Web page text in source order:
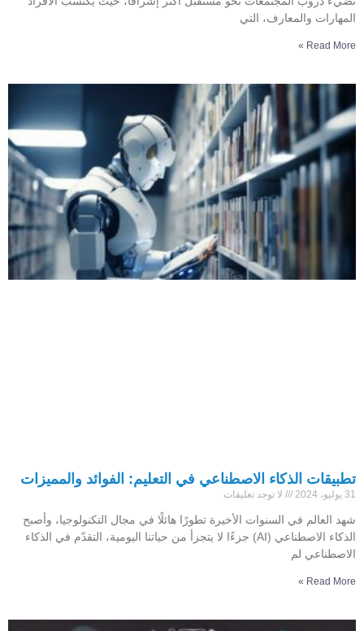
المهارات والمعارف، التي
Read More »
تطبيقات الذكاء الاصطناعي في التعليم: الفوائد والمميزات
31 يوليو، 2024 لا توجد تعليقات
شهد العالم في السنوات الأخيرة تطورًا هائلًا في مجال التكنولوجيا، وأصبح
الذكاء الاصطناعي (AI) جزءًا لا يتجزأ من حياتنا اليومية، التقدّم في الذكاء
الاصطناعي لم
Read More »